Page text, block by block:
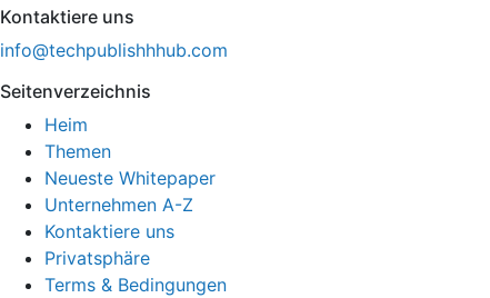
Kontaktiere uns
info@techpublishhhub.com
Seitenverzeichnis
Heim
Themen
Neueste Whitepaper
Unternehmen A-Z
Kontaktiere uns
Privatsphäre
Terms & Bedingungen